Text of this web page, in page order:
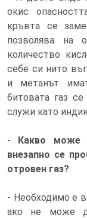
окис
кръвта се
позволява на
количество
себе си нито
и метанът
битовата газ
служи като
- Какво може
внезапно се
отровен газ?
- Необходимо е
ако не може